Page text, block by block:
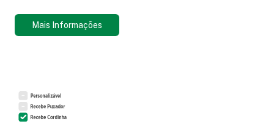
Mais Informações